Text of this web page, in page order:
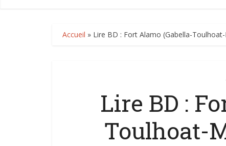
Accueil » Lire BD : Fort Alamo (Gabella-
Lire BD :
Toulhoat-